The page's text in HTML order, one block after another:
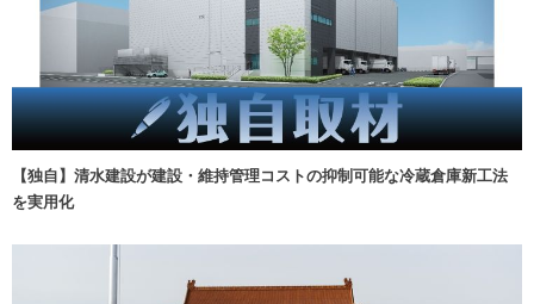
【独自】清水建設が建設・維持管理コストの抑制可能な冷蔵倉庫新工法
を実用化